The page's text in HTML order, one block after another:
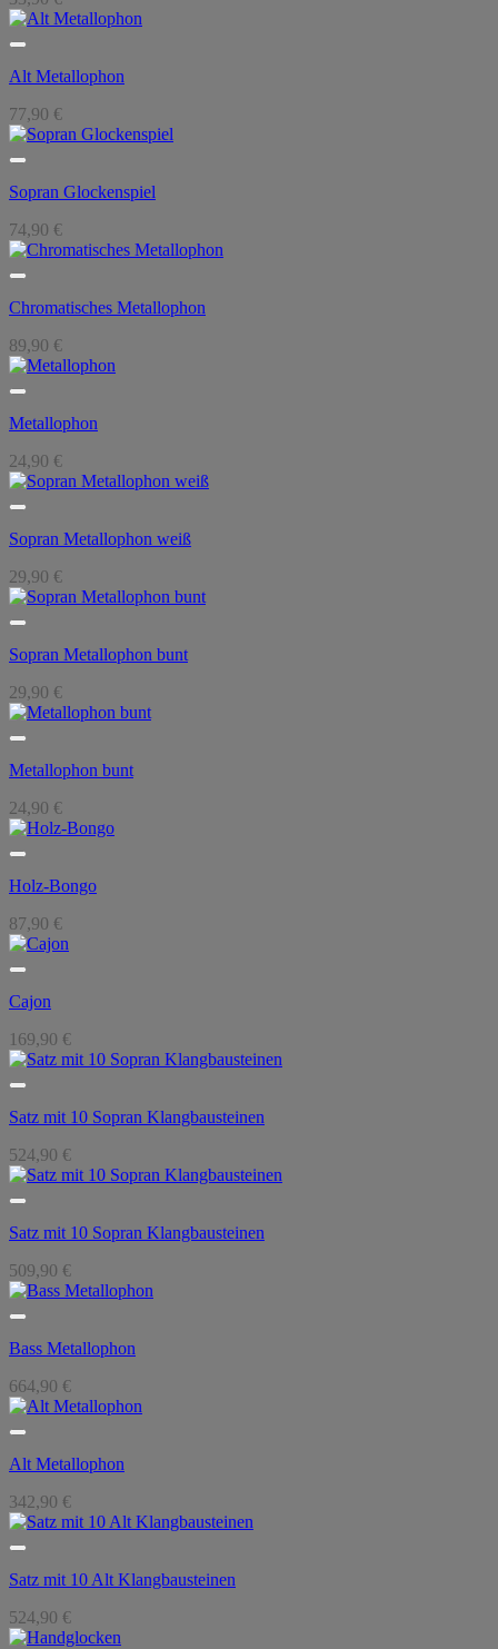
Alt Metallophon
77,90 €
Sopran Glockenspiel
74,90 €
Chromatisches Metallophon
89,90 €
Metallophon
24,90 €
Sopran Metallophon weiß
29,90 €
Sopran Metallophon bunt
29,90 €
Metallophon bunt
24,90 €
Holz-Bongo
87,90 €
Cajon
169,90 €
Satz mit 10 Sopran Klangbausteinen
524,90 €
Satz mit 10 Sopran Klangbausteinen
509,90 €
Bass Metallophon
664,90 €
Alt Metallophon
342,90 €
Satz mit 10 Alt Klangbausteinen
524,90 €